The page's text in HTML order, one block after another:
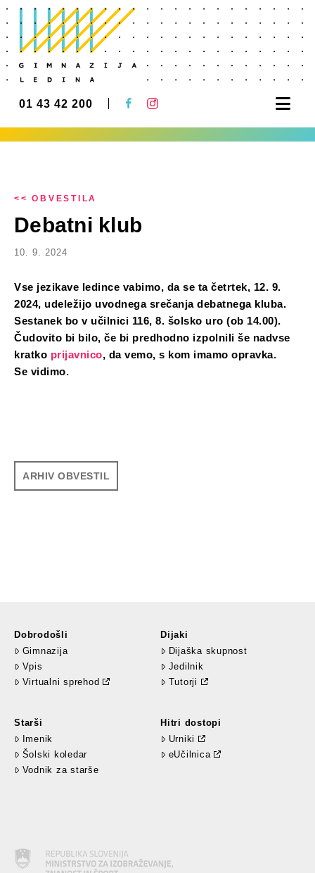
01 43 42 200
<< OBVESTILA
Debatni klub
10. 9. 2024
Vse jezikave ledince vabimo, da se ta četrtek, 12. 9.
2024, udeležijo uvodnega srečanja debatnega kluba.
Sestanek bo v učilnici 116, 8. šolsko uro (ob 14.00).
Čudovito bi bilo, če bi predhodno izpolnili še nadvse
kratko prijavnico, da vemo, s kom imamo opravka.
Se vidimo.
ARHIV OBVESTIL
Dobrodošli
Gimnazija
Vpis
Virtualni sprehod
Dijaki
Dijaška skupnost
Jedilnik
Tutorji
Starši
Imenik
Šolski koledar
Vodnik za starše
Hitri dostopi
Urniki
eUčilnica